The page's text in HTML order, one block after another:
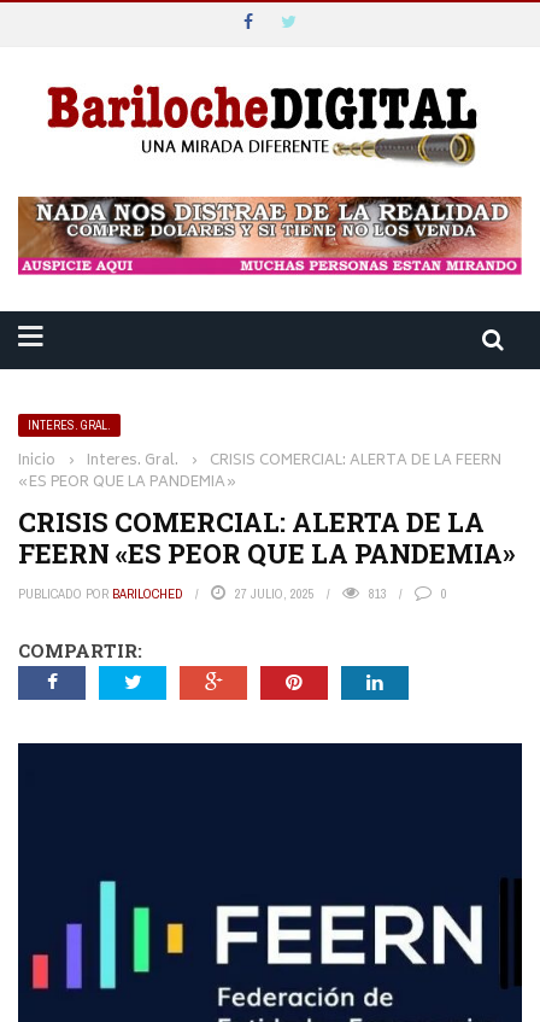
INTERES. GRAL.
Inicio › Interes. Gral. › CRISIS COMERCIAL: ALERTA DE LA FEERN
«ES PEOR QUE LA PANDEMIA»
CRISIS COMERCIAL: ALERTA DE LA
FEERN «ES PEOR QUE LA PANDEMIA»
PUBLICADO POR BARILOCHED 27 JULIO, 2025 813 0
COMPARTIR: